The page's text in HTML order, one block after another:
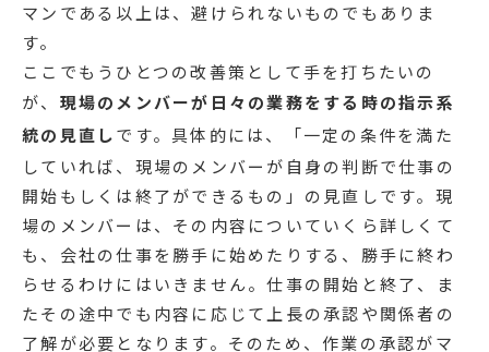
マンである以上は、避けられないものでもありま
す。
ここでもうひとつの改善策として手を打ちたいの
が、 現場のメンバーが日々の業務をする時の指示系
統の見直しです。具体的には、「一定の条件を満た
していれば、現場のメンバーが自身の判断で仕事の
開始もしくは終了ができるもの」の見直しです。現
場のメンバーは、その内容についていくら詳しくて
も、会社の仕事を勝手に始めたりする、勝手に終わ
らせるわけにはいきません。仕事の開始と終了、ま
たその途中でも内容に応じて上長の承認や関係者の
了解が必要となります。そのため、作業の承認がマ